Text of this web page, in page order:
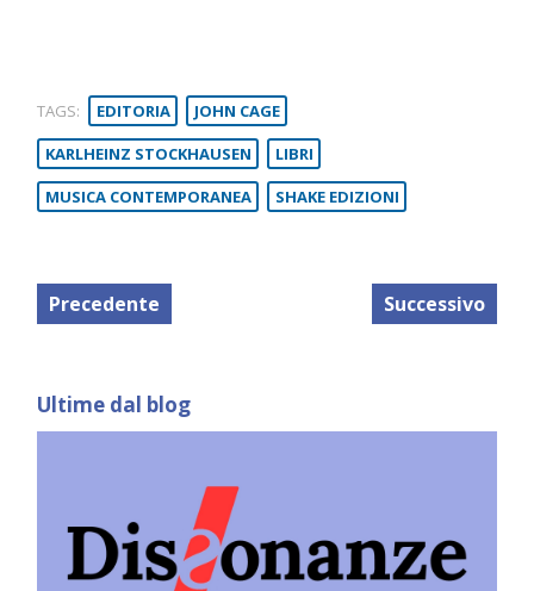
TAGS: EDITORIA
JOHN CAGE
KARLHEINZ STOCKHAUSEN
LIBRI
MUSICA CONTEMPORANEA
SHAKE EDIZIONI
Precedente Successivo
Ultime dal blog